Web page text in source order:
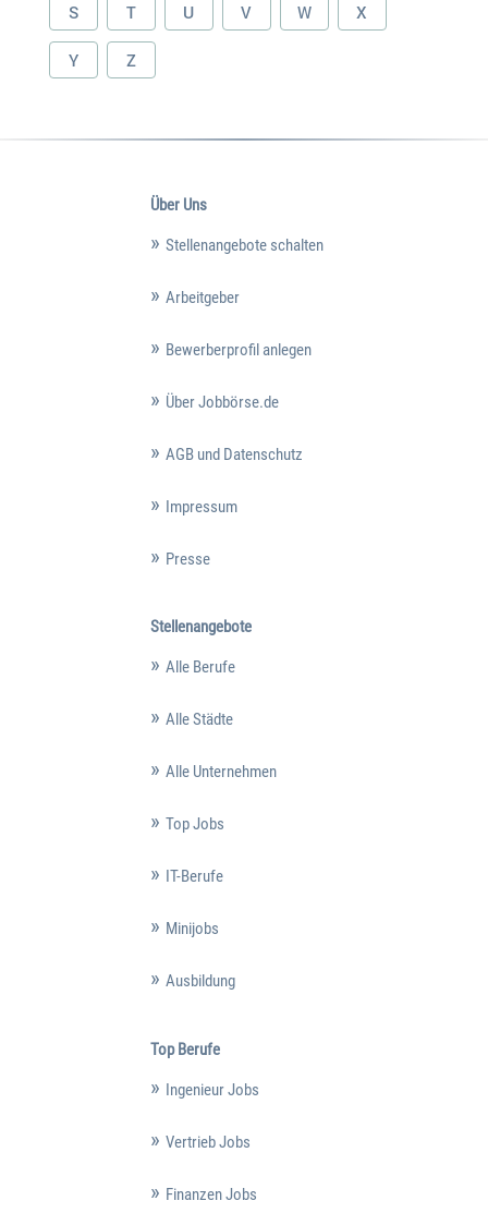
S T U V W X
Y Z
Über Uns
Stellenangebote schalten
Arbeitgeber
Bewerberprofil anlegen
Über Jobbörse.de
AGB und Datenschutz
Impressum
Presse
Stellenangebote
Alle Berufe
Alle Städte
Alle Unternehmen
Top Jobs
IT-Berufe
Minijobs
Ausbildung
Top Berufe
Ingenieur Jobs
Vertrieb Jobs
Finanzen Jobs